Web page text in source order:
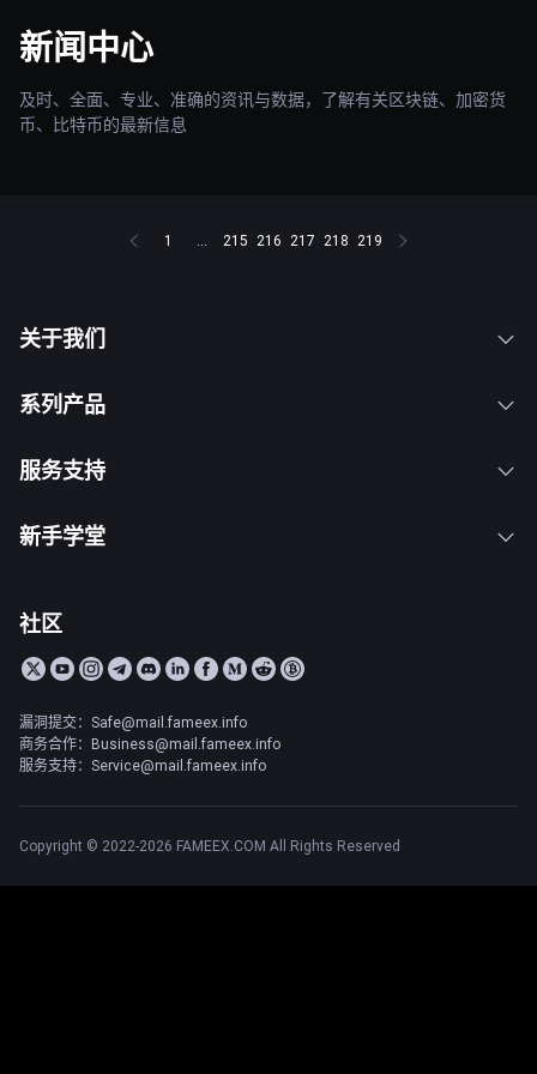
新闻中心
及时、全面、专业、准确的资讯与数据，了解有关区块链、加密货
币、比特币的最新信息
1 ... 215 216 217 218 219
关于我们
系列产品
服务支持
新手学堂
社区
漏洞提交：Safe@mail.fameex.info
商务合作：Business@mail.fameex.info
服务支持：Service@mail.fameex.info
Copyright © 2022-2026 FAMEEX.COM All Rights Reserved